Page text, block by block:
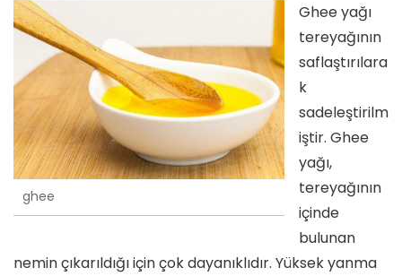
ghee
Ghee yağı
tereyağının
saflaştırılara
k
sadeleştirilm
iştir. Ghee
yağı,
tereyağının
içinde
bulunan
nemin çıkarıldığı için çok dayanıklıdır. Yüksek yanma